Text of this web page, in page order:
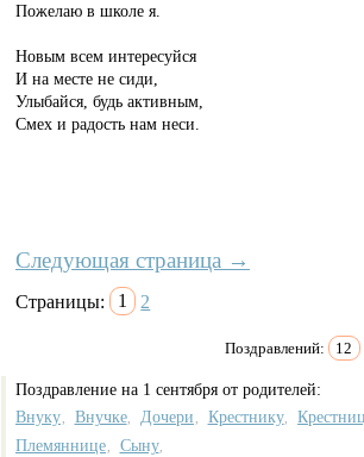
Пожелаю в школе я.
Новым всем интересуйся
И на месте не сиди,
Улыбайся, будь активным,
Смех и радость нам неси.
Следующая страница →
Страницы: 1 2
Поздравлений: 12
Поздравление на 1 сентября от родителей:
Внуку
Внучке Дочери Крестнику
Племяннице Сыну